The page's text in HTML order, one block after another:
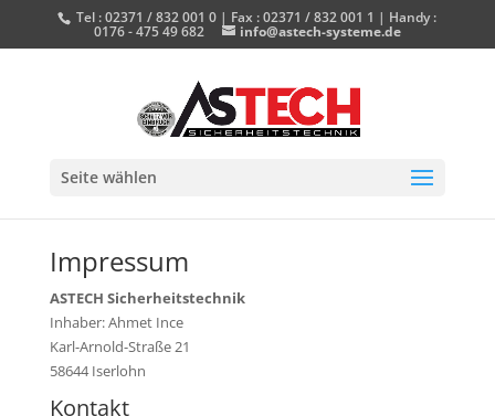
Tel : 02371 / 832 001 0 | Fax : 02371 / 832 001 1 | Handy :
0176 - 475 49 682 info@astech-systeme.de
Seite wählen
Impressum
ASTECH Sicherheitstechnik
Inhaber: Ahmet Ince
Karl-Arnold-Straße 21
58644 Iserlohn
Kontakt